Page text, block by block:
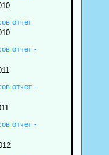
отчет
отчет -
отчет -
отчет -